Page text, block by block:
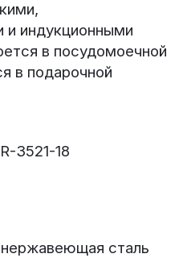
и индукционными
в посудомоечной
в подарочной
3521-18
сталь